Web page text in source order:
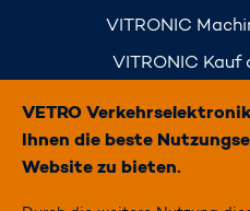
VITRONIC
VITRONIC Kauf
Simply
VETRO
Ihnen die beste
Website zu bieten.